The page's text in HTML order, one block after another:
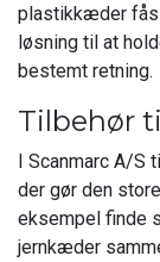
plastikkæder fås
løsning til at
bestemt retning.
Tilbehør
I Scanmarc A/S
der gør den
eksempel finde
jernkæder